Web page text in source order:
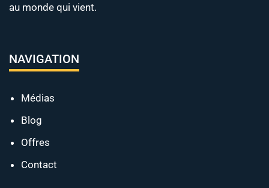
au monde qui vient.
NAVIGATION
Médias
Blog
Offres
Contact